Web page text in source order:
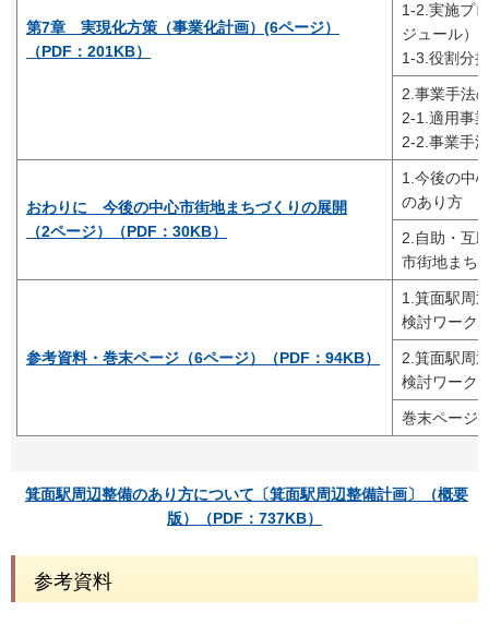
第7章 実現化方策（事業化計画）(6ページ）
（PDF：201KB）
1-2.実施プ
ジュール）
1-3.役割分担
2.事業手法
2-1.適用事
2-2.事業手
おわりに 今後の中心市街地まちづくりの展開
（2ページ）（PDF：30KB）
1.今後の中
のあり方
2.自助・互
市街地まち
参考資料・巻末ページ（6ページ）（PDF：94KB）
1.箕面駅周
検討ワーク
2.箕面駅周
検討ワーク
巻末ページ
箕面駅周辺整備のあり方について〔箕面駅周辺整備計画〕（概要
版）（PDF：737KB）
参考資料